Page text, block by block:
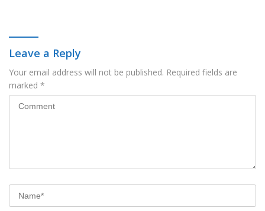
Leave a Reply
Your email address will not be published. Required fields are
marked *